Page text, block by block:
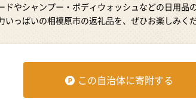
ドやシャンプー・ボディウォッシュなどの日用品
いっぱいの相模原市の返礼品を、ぜひお楽しみくだ
この自治体に寄附する